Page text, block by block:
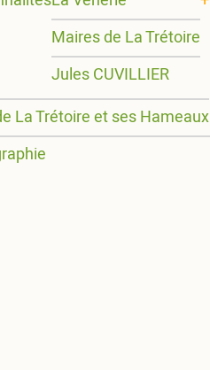
Maires de La Trétoire
Jules CUVILLIER
La Trétoire et ses Hameaux